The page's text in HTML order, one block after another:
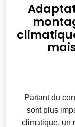
Partant du
sont plus
climatique, un